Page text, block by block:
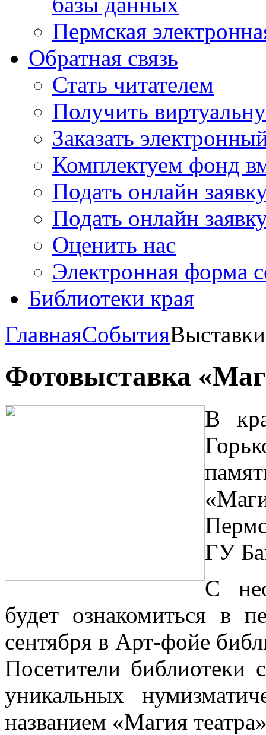
Пермская
Обратная связь
Стать читателем
Получить
Заказать
Комплектуем фонд
Подать онлайн
Подать онлайн
Оценить нас
Электронная форма
Библиотеки края
ГлавнаяСобытияВыставки
Фотовыставка
В
ГУ
С
будет ознакомиться в
сентября в Арт-фойе
Посетители библиотеки
уникальных
названием «Магия